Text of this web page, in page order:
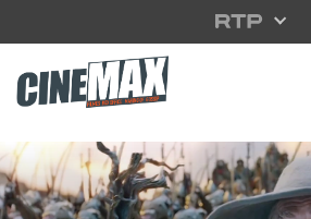
Saltar para o conteúdo principal